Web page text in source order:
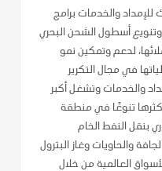
أدنوك للإمداد والخدمات برامج
وتنويع أسطول الشحن البحري
لدعم وتمكين نمو
في مجال التكرير
والخدمات وتشغل أكبر
تنوعًا في منطقة
بنقل النفط الخام
والحاويات وغاز البترول
العالمية من خلال